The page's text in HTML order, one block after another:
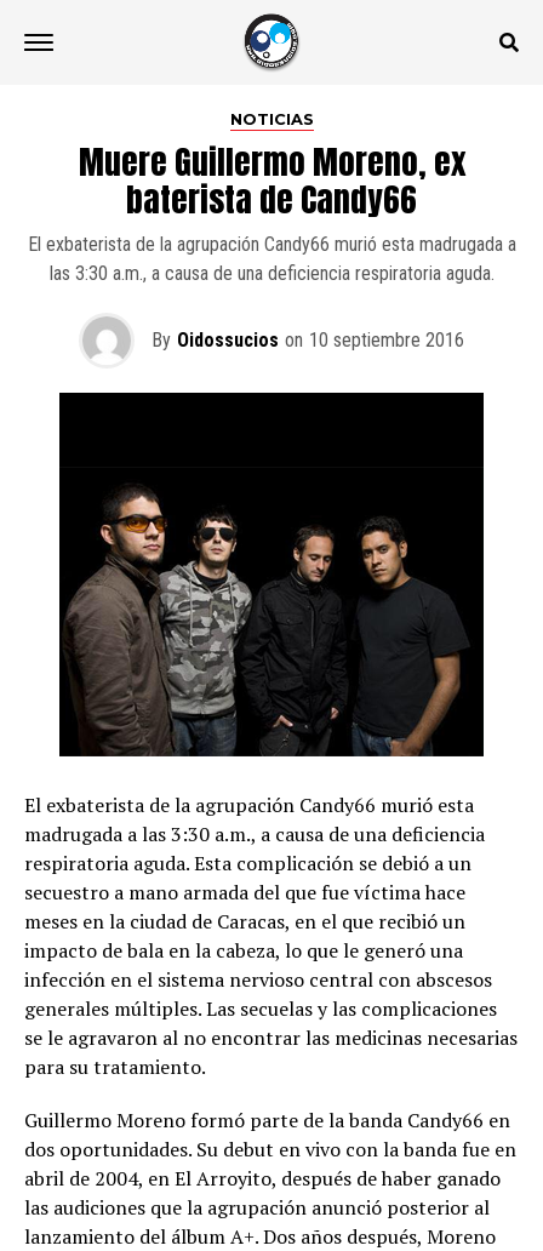
NOTICIAS
Muere Guillermo Moreno, ex
baterista de Candy66
El exbaterista de la agrupación Candy66 murió esta madrugada a
las 3:30 a.m., a causa de una deficiencia respiratoria aguda.
By Oidossucios on 10 septiembre 2016
El exbaterista de la agrupación Candy66 murió esta
madrugada a las 3:30 a.m., a causa de una deficiencia
respiratoria aguda. Esta complicación se debió a un
secuestro a mano armada del que fue víctima hace
meses en la ciudad de Caracas, en el que recibió un
impacto de bala en la cabeza, lo que le generó una
infección en el sistema nervioso central con abscesos
generales múltiples. Las secuelas y las complicaciones
se le agravaron al no encontrar las medicinas necesarias
para su tratamiento.
Guillermo Moreno formó parte de la banda Candy66 en
dos oportunidades. Su debut en vivo con la banda fue en
abril de 2004, en El Arroyito, después de haber ganado
las audiciones que la agrupación anunció posterior al
lanzamiento del álbum A+. Dos años después, Moreno